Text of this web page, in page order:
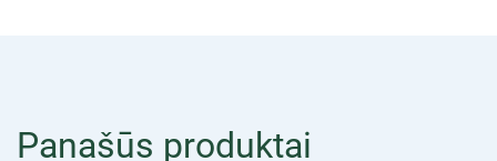
Panašūs produktai